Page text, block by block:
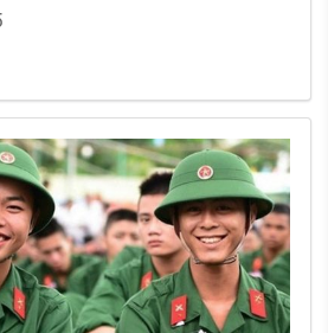
sự và quốc phòng khi tổ chức
02 cấp.